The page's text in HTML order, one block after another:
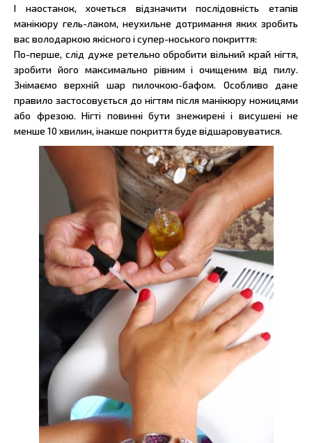
І наостанок, хочеться відзначити послідовність етапів
манікюру гель-лаком, неухильне дотримання яких зробить
вас володаркою якісного і супер-носького покриття:
По-перше, слід дуже ретельно обробити вільний край нігтя,
зробити його максимально рівним і очищеним від пилу.
Знімаємо верхній шар пилочкою-бафом. Особливо дане
правило застосовується до нігтям після манікюру ножицями
або фрезою. Нігті повинні бути знежирені і висушені не
менше 10 хвилин, інакше покриття буде відшаровуватися.